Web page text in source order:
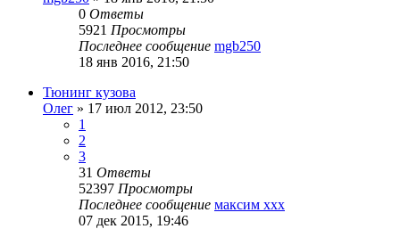
0 Ответы
5921 Просмотры
Последнее сообщение mgb250
18 янв 2016, 21:50
Тюнинг кузова
Олег » 17 июл 2012, 23:50
1
2
3
31 Ответы
52397 Просмотры
Последнее сообщение максим ххх
07 дек 2015, 19:46